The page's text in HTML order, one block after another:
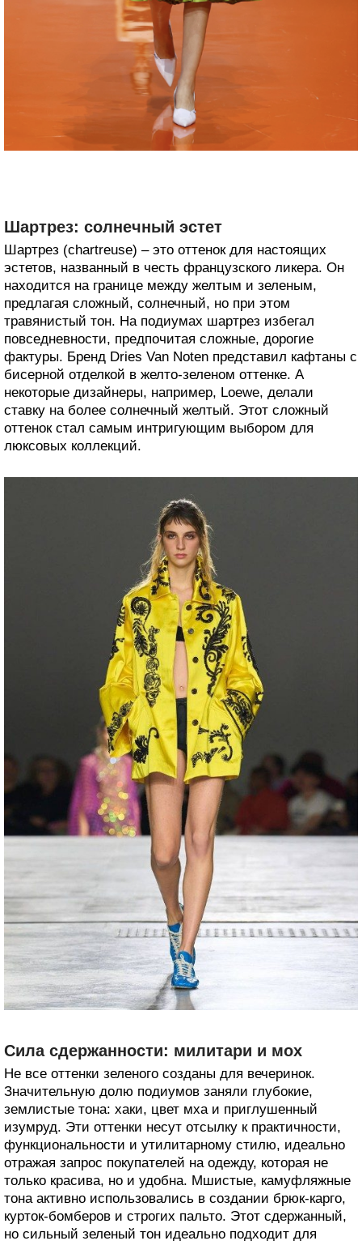
Шартрез: солнечный эстет
Шартрез (chartreuse) – это оттенок для настоящих
эстетов, названный в честь французского ликера. Он
находится на границе между желтым и зеленым,
предлагая сложный, солнечный, но при этом
травянистый тон. На подиумах шартрез избегал
повседневности, предпочитая сложные, дорогие
фактуры. Бренд Dries Van Noten представил кафтаны с
бисерной отделкой в желто-зеленом оттенке. А
некоторые дизайнеры, например, Loewe, делали
ставку на более солнечный желтый. Этот сложный
оттенок стал самым интригующим выбором для
люксовых коллекций.
Сила сдержанности: милитари и мох
Не все оттенки зеленого созданы для вечеринок.
Значительную долю подиумов заняли глубокие,
землистые тона: хаки, цвет мха и приглушенный
изумруд. Эти оттенки несут отсылку к практичности,
функциональности и утилитарному стилю, идеально
отражая запрос покупателей на одежду, которая не
только красива, но и удобна. Мшистые, камуфляжные
тона активно использовались в создании брюк-карго,
курток-бомберов и строгих пальто. Этот сдержанный,
но сильный зеленый тон идеально подходит для